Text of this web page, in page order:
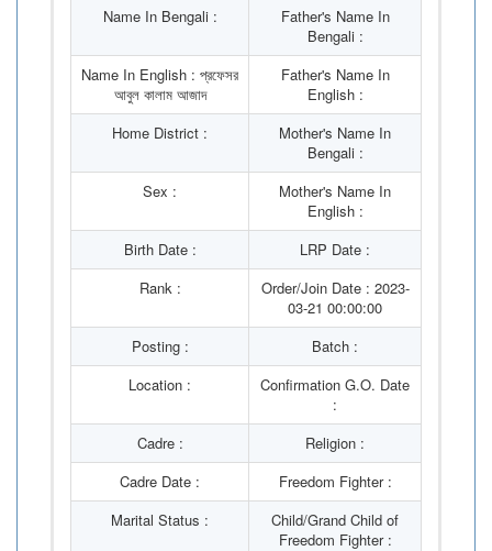
Name In Bengali :
Father's Name In
Bengali :
Name In English : প্রফেসর
আবুল কালাম আজাদ
Father's Name In
English :
Home District :
Mother's Name In
Bengali :
Sex :
Mother's Name In
English :
Birth Date :
LRP Date :
Rank :
Order/Join Date : 2023-
03-21 00:00:00
Posting :
Batch :
Location :
Confirmation G.O. Date
:
Cadre :
Religion :
Cadre Date :
Freedom Fighter :
Marital Status :
Child/Grand Child of
Freedom Fighter :